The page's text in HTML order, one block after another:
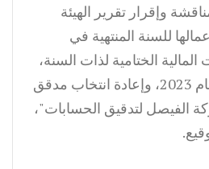
وإقرار تقرير الهيئة
للسنة المنتهية في
المالية الختامية لذات السنة،
والميزانية التقديرية لعام 2023، وإعادة انتخاب مدقق
الفيصل لتدقيق الحسابات"،